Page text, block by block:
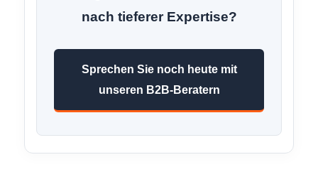
nach tieferer Expertise?
Sprechen Sie noch heute mit
unseren B2B-Beratern